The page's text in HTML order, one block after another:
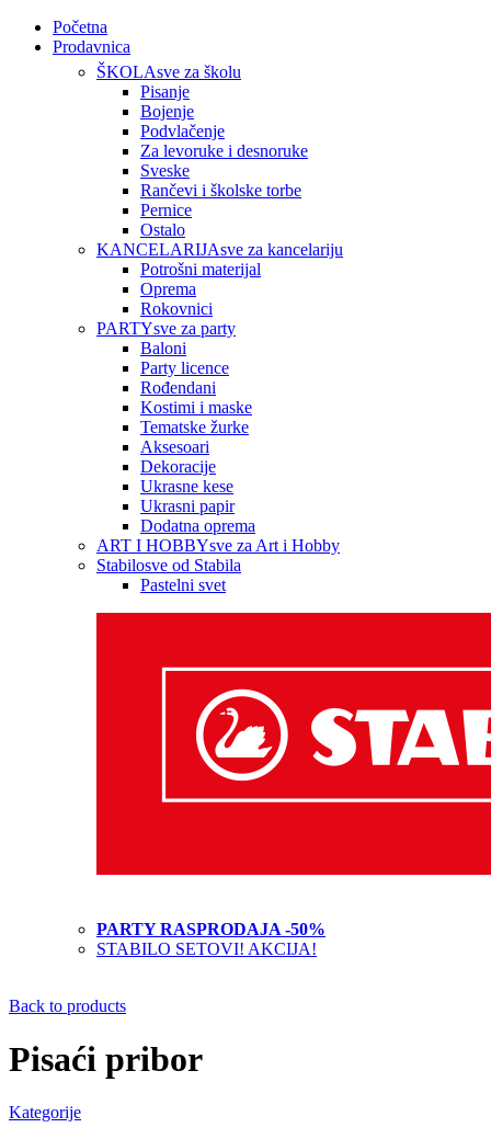
Početna
Prodavnica
ŠKOLAsve za školu
Pisanje
Bojenje
Podvlačenje
Za levoruke i desnoruke
Sveske
Rančevi i školske torbe
Pernice
Ostalo
KANCELARIJAsve za kancelariju
Potrošni materijal
Oprema
Rokovnici
PARTYsve za party
Baloni
Party licence
Rođendani
Kostimi i maske
Tematske žurke
Aksesoari
Dekoracije
Ukrasne kese
Ukrasni papir
Dodatna oprema
ART I HOBBYsve za Art i Hobby
Stabilosve od Stabila
Pastelni svet
PARTY RASPRODAJA -50%
STABILO SETOVI! AKCIJA!
Back to products
Pisaći pribor
Kategorije